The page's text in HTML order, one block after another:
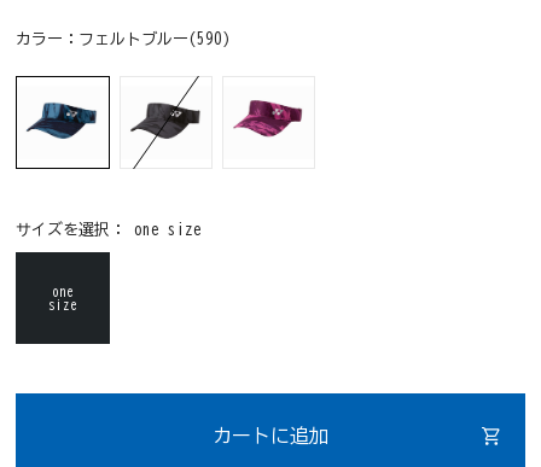
カラー： フェルトブルー(590)
サイズを選択：one size
one
size
カートに追加